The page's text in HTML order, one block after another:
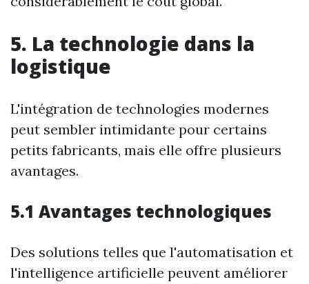
5. La technologie dans la
logistique
L'intégration de technologies modernes
peut sembler intimidante pour certains
petits fabricants, mais elle offre plusieurs
avantages.
5.1 Avantages technologiques
Des solutions telles que l'automatisation et
l'intelligence artificielle peuvent améliorer